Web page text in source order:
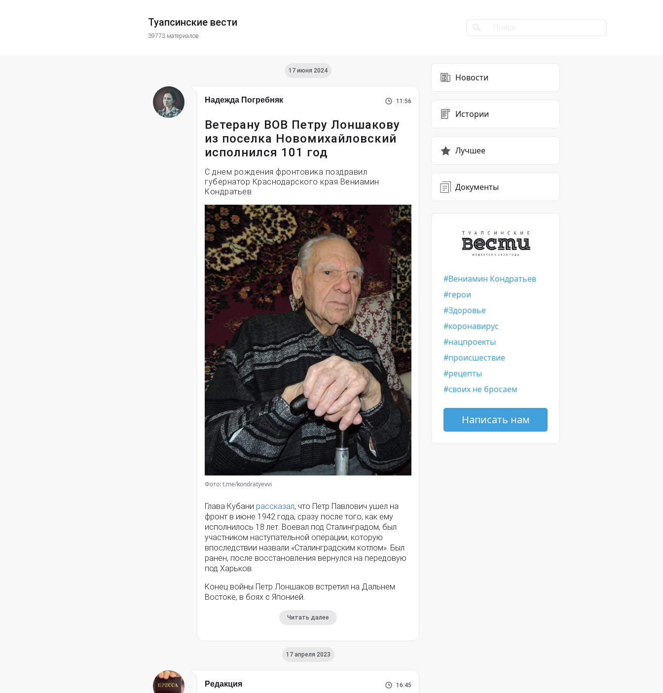
Туапсинские вести
39773 материалов
17 июня 2024
Надежда Погребняк 11:56
Ветерану ВОВ Петру Лоншакову
из поселка Новомихайловский
исполнился 101 год
С днем рождения фронтовика поздравил
губернатор Краснодарского края Вениамин
Кондратьев
Фото: t.me/kondratyevvi
Глава Кубани рассказал, что Петр Павлович ушел на
фронт в июне 1942 года, сразу после того, как ему
исполнилось 18 лет. Воевал под Сталинградом, был
участником наступательной операции, которую
впоследствии назвали «Сталинградским котлом». Был
ранен, после восстановления вернулся на передовую
под Харьков.
Конец войны Петр Лоншаков встретил на Дальнем
Востоке, в боях с Японией.
Читать далее
17 апреля 2023
Редакция 16:45
Новости
Истории
Лучшее
Документы
Вениамин Кондратьев
герои
Здоровье
коронавирус
нацпроекты
происшествие
рецепты
своих не бросаем
Написать нам